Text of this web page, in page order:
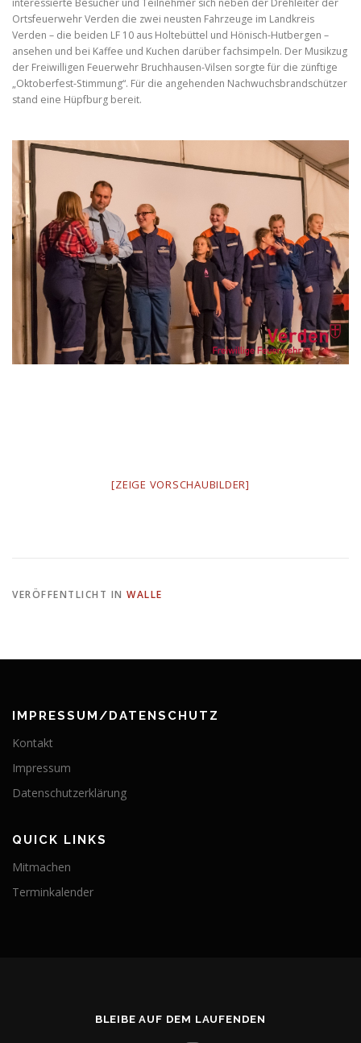
Ortsfeuerwehr Verden die zwei neusten Fahrzeuge im Landkreis
Verden – die beiden LF 10 aus Holtebüttel und Hönisch-Hutbergen –
ansehen und bei Kaffee und Kuchen darüber fachsimpeln. Der Musikzug
der Freiwilligen Feuerwehr Bruchhausen-Vilsen sorgte für die zünftige
„Oktoberfest-Stimmung“. Für die angehenden Nachwuchsbrandschützer
stand eine Hüpfburg bereit.
[ZEIGE VORSCHAUBILDER]
VERÖFFENTLICHT IN WALLE
IMPRESSUM/DATENSCHUTZ
Kontakt
Impressum
Datenschutzerklärung
QUICK LINKS
Mitmachen
Terminkalender
BLEIBE AUF DEM LAUFENDEN